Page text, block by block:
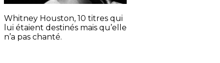
Whitney Houston, 10 titres qui
lui étaient destinés mais qu’elle
n’a pas chanté.